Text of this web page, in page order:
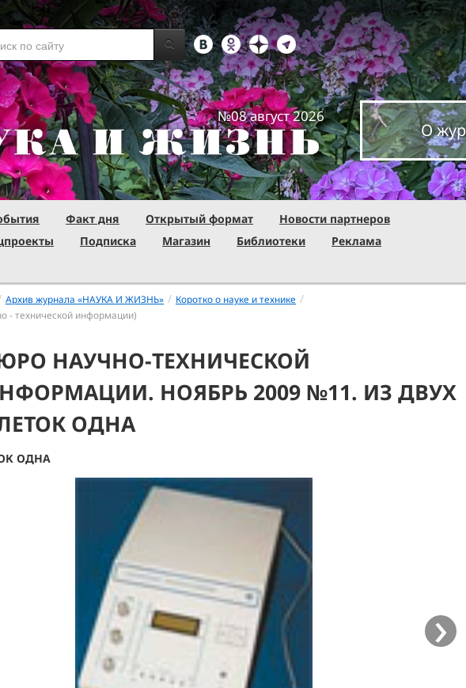
№08 август 2026
О
Факт дня Открытый формат
Новости партнеров
Подписка Магазин Библиотеки
Реклама
Архив журнала «НАУКА И ЖИЗНЬ» / Коротко о науке и технике /
- технической информации)
НАУЧНО-ТЕХНИЧЕСКОЙ
НОЯБРЬ 2009 №11. ИЗ ДВУХ
ОДНА
ОДНА
›